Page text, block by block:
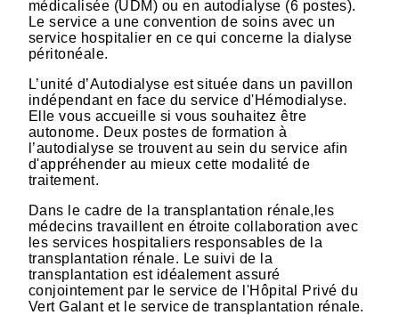
médicalisée (UDM) ou en autodialyse (6 postes).
Le service a une convention de soins avec un
service hospitalier en ce qui concerne la dialyse
péritonéale.
L’unité d’Autodialyse est située dans un pavillon
indépendant en face du service d'Hémodialyse.
Elle vous accueille si vous souhaitez être
autonome. Deux postes de formation à
l’autodialyse se trouvent au sein du service afin
d'appréhender au mieux cette modalité de
traitement.
Dans le cadre de la transplantation rénale,les
médecins travaillent en étroite collaboration avec
les services hospitaliers responsables de la
transplantation rénale. Le suivi de la
transplantation est idéalement assuré
conjointement par le service de l'Hôpital Privé du
Vert Galant et le service de transplantation rénale.